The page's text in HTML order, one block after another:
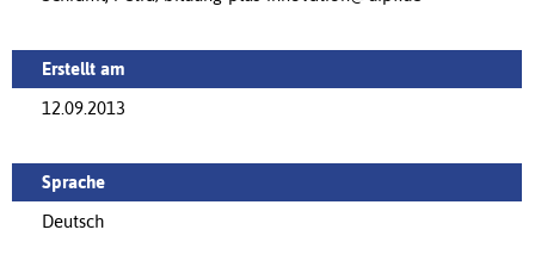
Erstellt am
12.09.2013
Sprache
Deutsch